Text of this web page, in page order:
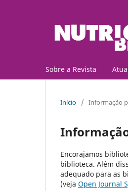
Sobre a Revista
Início / Informação
Encorajamos
biblioteca. Além
adequado para as
(veja Open Journal